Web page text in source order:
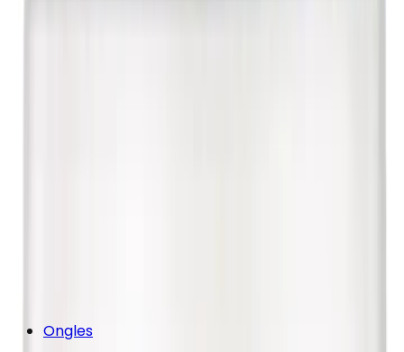
Ongles